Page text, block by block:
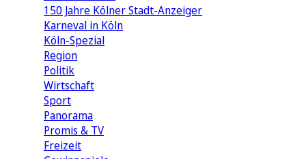
150 Jahre Kölner Stadt-Anzeiger
Karneval in Köln
Köln-Spezial
Region
Politik
Wirtschaft
Sport
Panorama
Promis & TV
Freizeit